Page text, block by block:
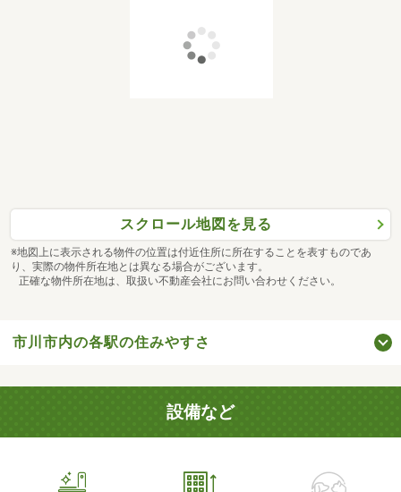
スクロール地図を見る
※地図上に表示される物件の位置は付近住所に所在することを表すものであ
り、実際の物件所在地とは異なる場合がございます。
正確な物件所在地は、取扱い不動産会社にお問い合わせください。
市川市内の各駅の住みやすさ
設備など